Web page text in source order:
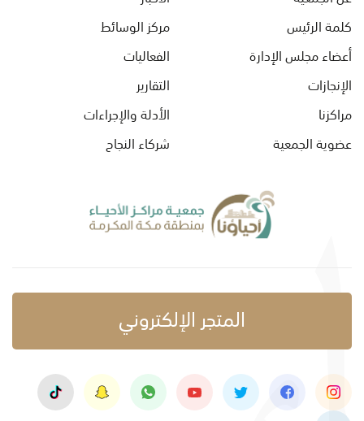
كلمة الرئيس
أعضاء مجلس الإدارة
الإنجازات
مراكزنا
عضوية الجمعية
مركز الوسائط
الفعاليات
التقارير
الأدلة والإجراءات
شركاء النجاح
المتجر الإلكتروني